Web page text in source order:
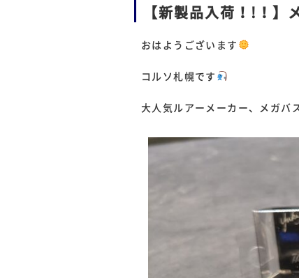
【新製品入荷！!！
おはようございます
コルソ札幌です
大人気ルアーメーカー、メガバ